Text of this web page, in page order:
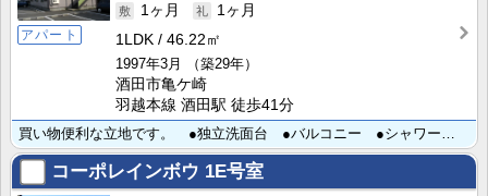
アパート
1ヶ月
1ヶ月
1LDK
46.22㎡
1997年3月
（築29年）
酒田市亀ケ崎
羽越本線 酒田駅 徒歩41分
買い物便利な立地です。 ●独立洗面台 ●バルコニー ●シャワートイレ ●駐車場1台無料
コーポレインボウ 1E号室